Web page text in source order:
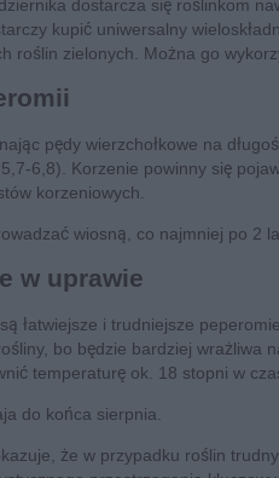
dostarcza się roślinkom
kupić uniwersalny
roślin zielonych. Można go
pędy wierzchołkowe na
6,8). Korzenie powinny się
korzeniowych.
wiosną, co najmniej po 2
w uprawie
łatwiejsze i trudniejsze
bo będzie bardziej wrażliwa
temperaturę ok. 18 stopni w
do końca sierpnia.
że w przypadku roślin